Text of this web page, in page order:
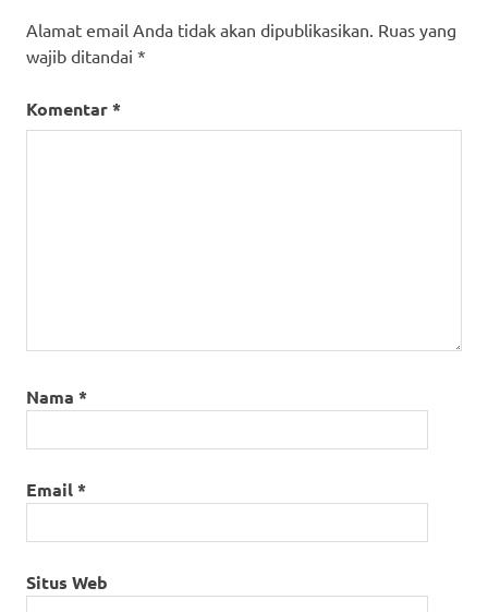
Alamat email Anda tidak akan dipublikasikan. Ruas yang
wajib ditandai *
Komentar*
Nama *
Email*
Situs Web